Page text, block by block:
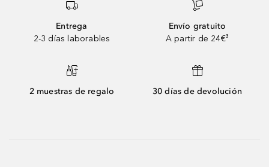
Entrega
2-3 días laborables
Envío gratuito
A partir de 24€³
2 muestras de regalo 30 días de devolución